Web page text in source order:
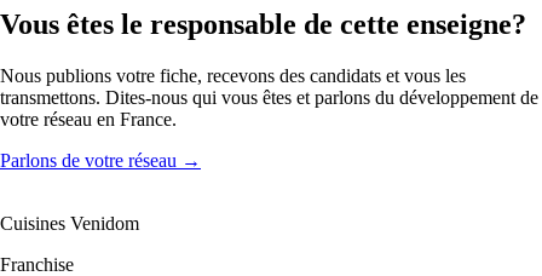
Vous êtes le responsable de cette enseigne?
Nous publions votre fiche, recevons des candidats et vous les
transmettons. Dites-nous qui vous êtes et parlons du développement de
votre réseau en France.
Parlons de votre réseau →
Cuisines Venidom
Franchise